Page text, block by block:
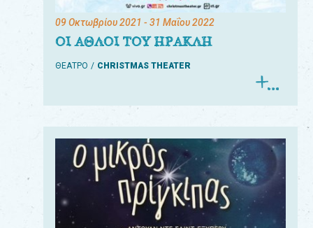
09 Οκτωβρίου 2021 - 31 Μαΐου 2022
ΟΙ ΑΘΛΟΙ ΤΟΥ ΗΡΑΚΛΗ
ΘΕΑΤΡΟ CHRISTMAS THEATER